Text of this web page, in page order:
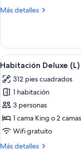
Más detalles
Más
Deluxe
(U)
Abrir
todas
las
fotos
de
Habitación
Deluxe
5
Habitación Deluxe (L)
312 pies cuadrados
1 habitación
3 personas
1 cama King o 2
Wifi gratuito
Más detalles
Más